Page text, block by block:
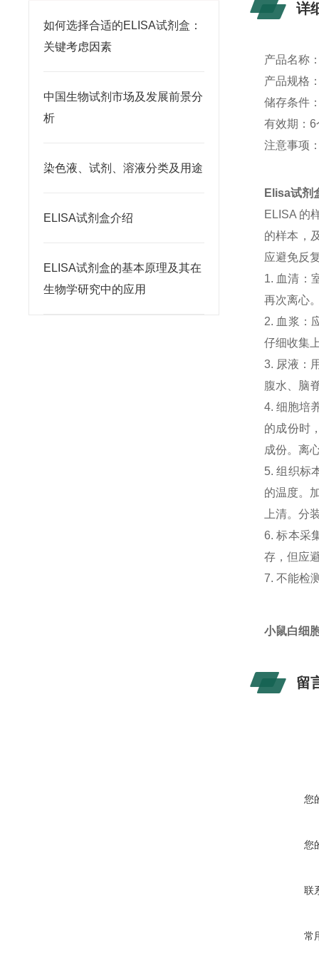
如何选择合适的ELISA试剂盒：
关键考虑因素
中国生物试剂市场及发展前景分
析
染色液、试剂、溶液分类及用途
ELISA试剂盒介绍
ELISA试剂盒的基本原理及其在
生物学研究中的应用
详
产品名称
产品规格
储存条件
有效期：6
注意事项
Elisa试剂
ELISA 的
的样本，
应避免反
1. 血清：
再次离心
2. 血浆：
仔细收集
3. 尿液：
腹水、脑
4. 细胞培
的成份时
成份。离
5. 组织标
的温度。
上清。分
6. 标本采
存，但应
7. 不能检
小鼠白细
留
您
您
联
常